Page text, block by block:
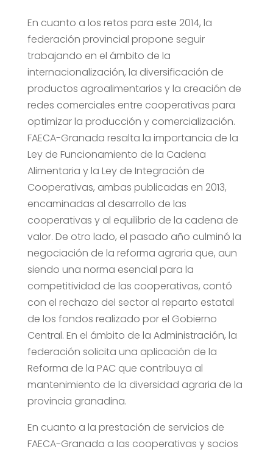
En cuanto a los retos para este 2014, la
federación provincial propone seguir
trabajando en el ámbito de la
internacionalización, la diversificación de
productos agroalimentarios y la creación de
redes comerciales entre cooperativas para
optimizar la producción y comercialización.
FAECA-Granada resalta la importancia de la
Ley de Funcionamiento de la Cadena
Alimentaria y la Ley de Integración de
Cooperativas, ambas publicadas en 2013,
encaminadas al desarrollo de las
cooperativas y al equilibrio de la cadena de
valor. De otro lado, el pasado año culminó la
negociación de la reforma agraria que, aun
siendo una norma esencial para la
competitividad de las cooperativas, contó
con el rechazo del sector al reparto estatal
de los fondos realizado por el Gobierno
Central. En el ámbito de la Administración, la
federación solicita una aplicación de la
Reforma de la PAC que contribuya al
mantenimiento de la diversidad agraria de la
provincia granadina.
En cuanto a la prestación de servicios de
FAECA-Granada a las cooperativas y socios